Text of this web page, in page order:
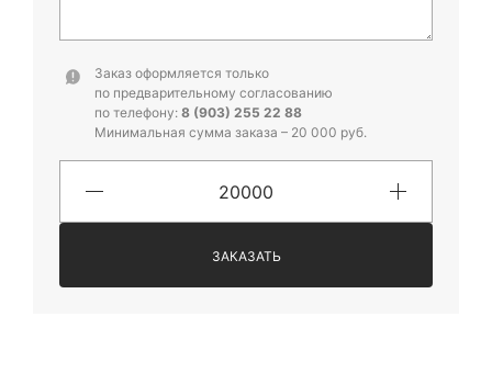
Заказ оформляется только
по предварительному согласованию
по телефону: 8 (903) 255 22 88
Минимальная сумма заказа – 20 000 руб.
ЗАКАЗАТЬ